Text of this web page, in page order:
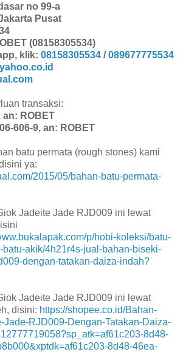
no 99-a
Pusat
(08158305534)
klik: 08158305534 /089677775534
transaksi:
an: ROBET
606-9, an: ROBET
batu permata (rough stones) kami
ya:
2015/05/bahan-batu-permata-
Jadeite Jade RJD009 ini lewat
p/hobi-koleksi/batu-
akik/4h21r4s-jual-bahan-biseki-
dengan-tatakan-daiza-indah?
Jadeite Jade RJD009 ini lewat
disini: https://shopee.co.id/Bahan-
Jade-RJD009-Dengan-Tatakan-Daiza-
8d48-
8d48-46ea-